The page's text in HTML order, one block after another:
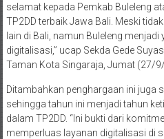
selamat kepada Pemkab Buleleng
TP2DD terbaik Jawa Bali. Meski
lain di Bali, namun Buleleng
digitalisasi,” ucap Sekda Gede
Taman Kota Singaraja, Jumat (27/
Ditambahkan penghargaan ini juga
sehingga tahun ini menjadi tahun
dalam TP2DD. “Ini bukti dari
memperluas layanan digitalisasi di